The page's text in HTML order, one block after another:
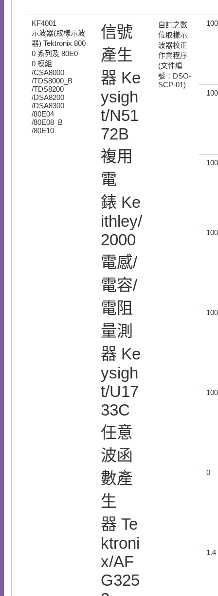
KF4001
示波器(取樣示波
器) Tektronix 800
0 系列及 80E0
0 模組
/CSA8000
/TDS8000_B
/TDS8200
/DSA8200
/DSA8300
/80E04
/80E08_B
/80E10
信號
產生
器 Ke
ysigh
t/N51
72B
複用
電
錶 Ke
ithley/
2000
電感/
電容/
電阻
量測
器 Ke
ysigh
t/U17
33C
任意
波函
數產
生
器 Te
ktroni
x/AF
G325
自訂之數
位取樣示
波器校正
作業程序
(文件編
號：DSO-
SCP-01)
0
1.4